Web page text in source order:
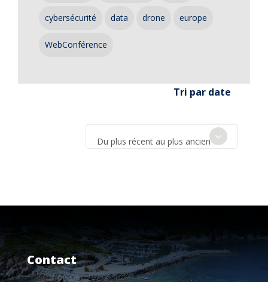
cybersécurité data drone europe
WebConférence
Tri par date
Du plus récent au plus ancien
Contact